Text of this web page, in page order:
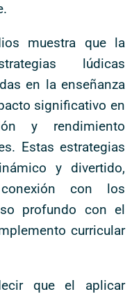
muestra que la
lúdicas
en la enseñanza
significativo en
y rendimiento
Estas estrategias
y divertido,
con los
profundo con el
curricular
que el aplicar